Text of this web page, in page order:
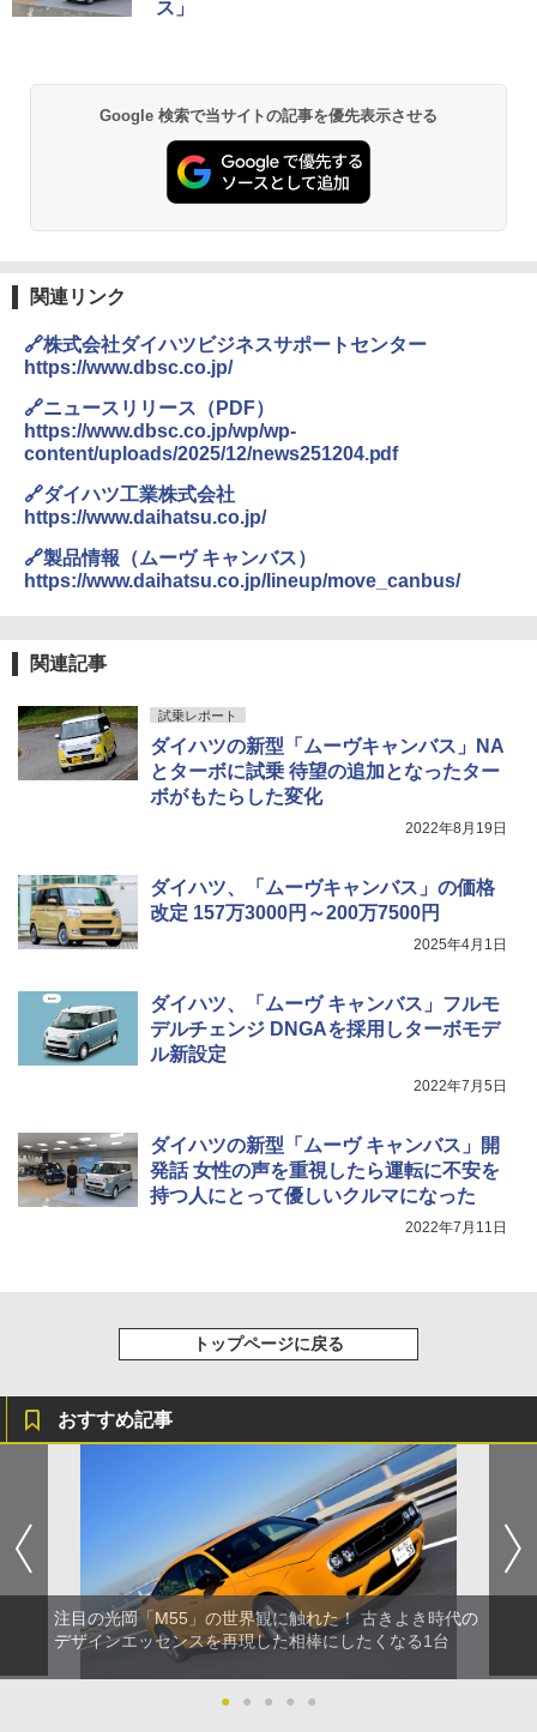
ス」
Google 検索で当サイトの記事を優先表示させる
関連リンク
🔗株式会社ダイハツビジネスサポートセンター
https://www.dbsc.co.jp/
🔗ニュースリリース（PDF）
https://www.dbsc.co.jp/wp/wp-
content/uploads/2025/12/news251204.pdf
🔗ダイハツ工業株式会社
https://www.daihatsu.co.jp/
🔗製品情報（ムーヴ キャンバス）
https://www.daihatsu.co.jp/lineup/move_canbus/
関連記事
試乗レポート
ダイハツの新型「ムーヴキャンバス」NA
とターボに試乗 待望の追加となったター
ボがもたらした変化
2022年8月19日
ダイハツ、「ムーヴキャンバス」の価格
改定 157万3000円～200万7500円
2025年4月1日
ダイハツ、「ムーヴ キャンバス」フルモ
デルチェンジ DNGAを採用しターボモデ
ル新設定
2022年7月5日
ダイハツの新型「ムーヴ キャンバス」開
発話 女性の声を重視したら運転に不安を
持つ人にとって優しいクルマになった
2022年7月11日
トップページに戻る
おすすめ記事
注目の光岡「M55」の世界観に触れた！ 古きよき時代の
デザインエッセンスを再現した相棒にしたくなる1台
● ● ● ● ●